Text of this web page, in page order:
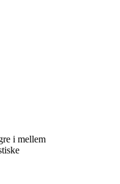
i mellem